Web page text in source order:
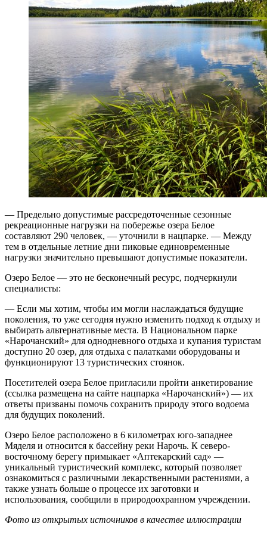
— Предельно допустимые рассредоточенные сезонные
рекреационные нагрузки на побережье озера Белое
составляют 290 человек, — уточнили в нацпарке. — Между
тем в отдельные летние дни пиковые единовременные
нагрузки значительно превышают допустимые показатели.
Озеро Белое — это не бесконечный ресурс, подчеркнули
специалисты:
— Если мы хотим, чтобы им могли наслаждаться будущие
поколения, то уже сегодня нужно изменить подход к отдыху и
выбирать альтернативные места. В Национальном парке
«Нарочанский» для однодневного отдыха и купания туристам
доступно 20 озер, для отдыха с палатками оборудованы и
функционируют 13 туристических стоянок.
Посетителей озера Белое пригласили пройти анкетирование
(ссылка размещена на сайте нацпарка «Нарочанский») — их
ответы призваны помочь сохранить природу этого водоема
для будущих поколений.
Озеро Белое расположено в 6 километрах юго-западнее
Мяделя и относится к бассейну реки Нарочь. К северо-
восточному берегу примыкает «Аптекарский сад» —
уникальный туристический комплекс, который позволяет
ознакомиться с различными лекарственными растениями, а
также узнать больше о процессе их заготовки и
использования, сообщили в природоохранном учреждении.
Фото из открытых источников в качестве иллюстрации